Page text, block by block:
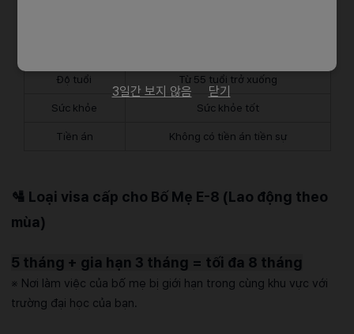
Độ tuổi Từ 55 tuổi trở xuống
Sức khỏe Sức khỏe tốt
Tiền án Không có tiền án tiền sự
🛂 Loại visa cấp cho Bố Mẹ E-8 (Lao động theo
mùa)
5 tháng + gia hạn 3 tháng = tối đa 8 tháng
※ Nơi làm việc của bố mẹ bị giới hạn trong cùng khu vực với
trường đại học của bạn.
3일간 보지 않음 닫기